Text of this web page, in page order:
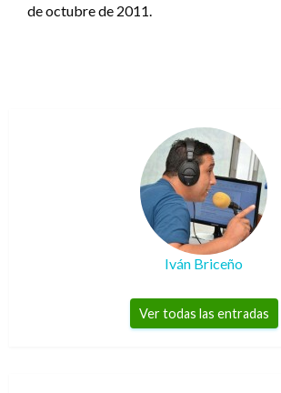
de octubre de 2011.
Iván Briceño
Ver todas las entradas